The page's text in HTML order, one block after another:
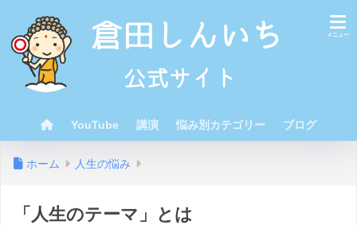
YouTube 講演 悩み別カテゴリー ブログ
ホーム 人生の悩み
「人生のテーマ」とは